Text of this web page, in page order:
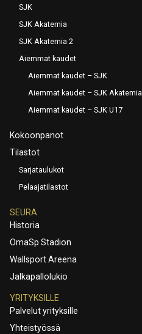
SJK
SJK Akatemia
SJK Akatemia 2
Aiemmat kaudet
Aiemmat kaudet – SJK
Aiemmat kaudet – SJK Akatemia
Aiemmat kaudet – SJK U17
Kokoonpanot
Tilastot
Sarjataulukot
Pelaajatilastot
SEURA
Historia
OmaSp Stadion
Wallsport Areena
Jalkapallolukio
YRITYKSILLE
Palvelut yrityksille
Yhteistyössä